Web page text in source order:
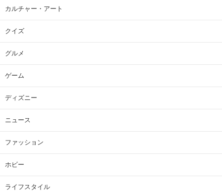
カルチャー・アート
クイズ
グルメ
ゲーム
ディズニー
ニュース
ファッション
ホビー
ライフスタイル